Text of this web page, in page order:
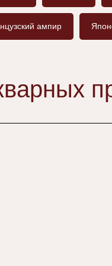
ампир